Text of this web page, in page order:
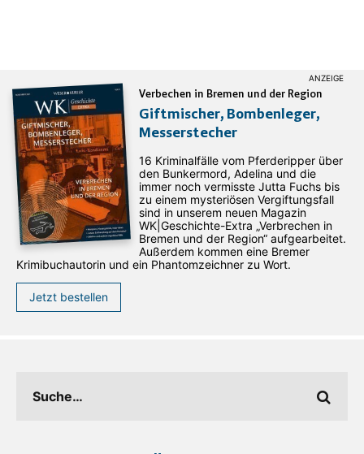
Verbechen in Bremen und der Region
Giftmischer, Bombenleger,
Messerstecher
16 Kriminalfälle vom Pferderipper über
den Bunkermord, Adelina und die
immer noch vermisste Jutta Fuchs bis
zu einem mysteriösen Vergiftungsfall
sind in unserem neuen Magazin
WK|Geschichte-Extra „Verbrechen in
Bremen und der Region“ aufgearbeitet.
Außerdem kommen eine Bremer
Krimibuchautorin und ein Phantomzeichner zu Wort.
Jetzt bestellen